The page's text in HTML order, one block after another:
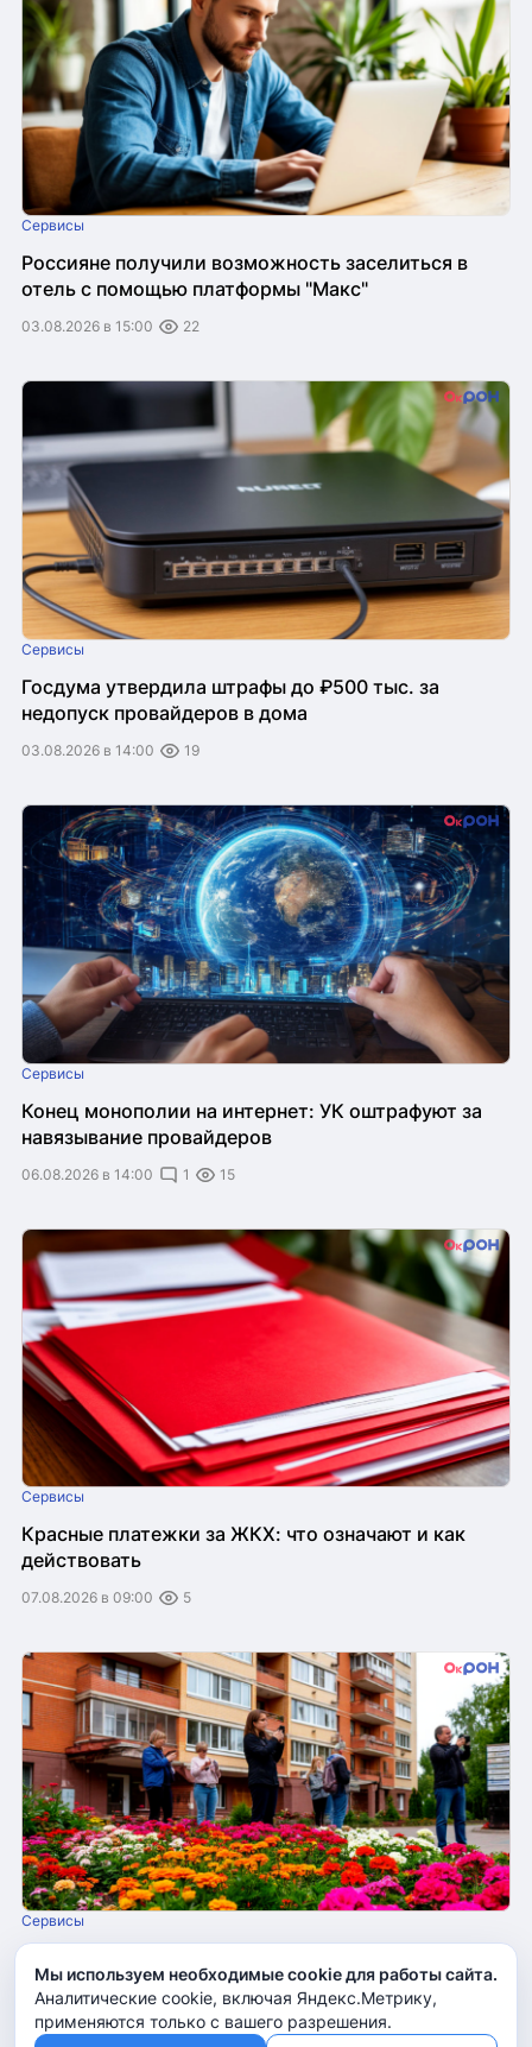
Сервисы
Россияне получили возможность заселиться в
отель с помощью платформы "Макс"
03.08.2026 в 15:00 22
Сервисы
Госдума утвердила штрафы до ₽500 тыс. за
недопуск провайдеров в дома
03.08.2026 в 14:00 19
Сервисы
Конец монополии на интернет: УК оштрафуют за
навязывание провайдеров
06.08.2026 в 14:00 1 15
Сервисы
Красные платежки за ЖКХ: что означают и как
действовать
07.08.2026 в 09:00 5
Сервисы
хвалить свою управляющую компанию
07.08.2026 в 11:00 4
Мы используем необходимые cookie для работы сайта.
Аналитические cookie, включая Яндекс.Метрику,
применяются только с вашего разрешения.